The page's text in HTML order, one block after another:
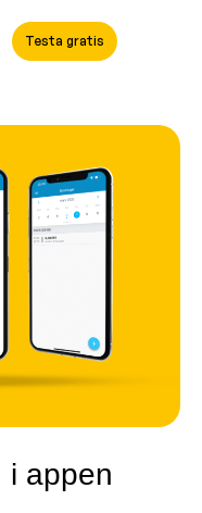
Testa gratis
i appen